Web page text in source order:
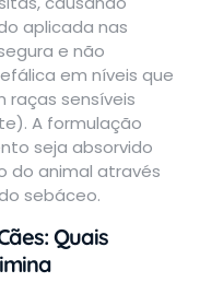
aplicada nas
e não
em níveis que
raças sensíveis
A formulação
seja absorvido
do animal através
sebáceo.
Quais